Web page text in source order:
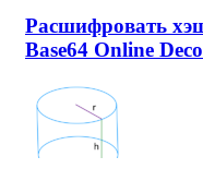
Расшифровать
Base64 Online